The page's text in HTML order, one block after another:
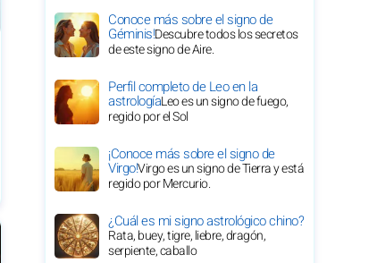
Conoce más sobre el signo de
Géminis!Descubre todos los secretos
de este signo de Aire.
Perfil completo de Leo en la
astrologíaLeo es un signo de fuego,
regido por el Sol
¡Conoce más sobre el signo de
Virgo!Virgo es un signo de Tierra y está
regido por Mercurio.
¿Cuál es mi signo astrológico chino?
Rata, buey, tigre, liebre, dragón,
serpiente, caballo